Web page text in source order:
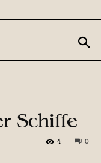
Schiffe
0
4